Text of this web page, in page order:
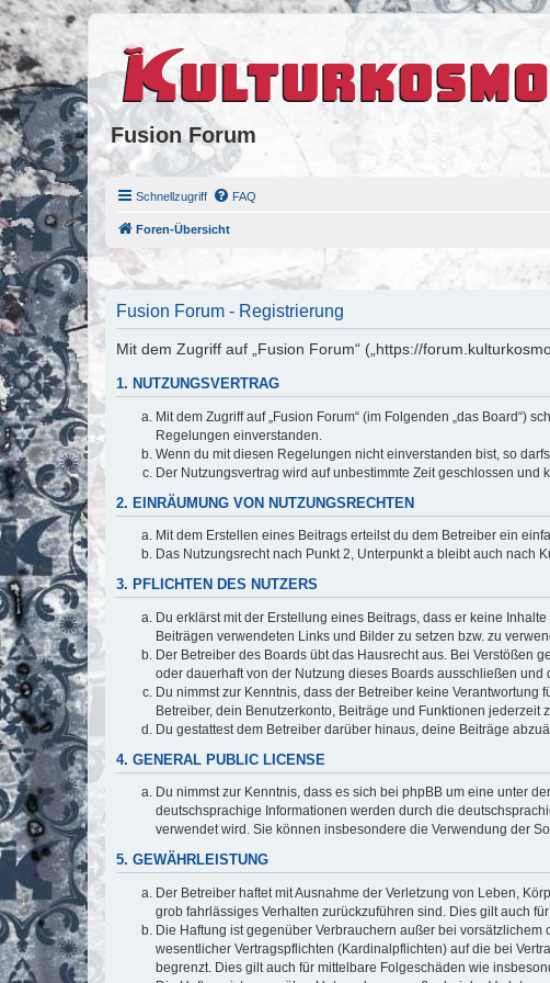
Fusion Forum
Schnellzugriff FAQ
Foren-Übersicht
Fusion Forum - Registrierung
Mit dem Zugriff auf „Fusion Forum“ („https://
1. NUTZUNGSVERTRAG
Mit dem Zugriff auf „Fusion Forum“ (im Folgenden „das Board“)
Regelungen einverstanden.
Wenn du mit diesen Regelungen nicht einverstanden bist, so
Der Nutzungsvertrag wird auf unbestimmte Zeit geschlossen
2. EINRÄUMUNG VON NUTZUNGSRECHTEN
Mit dem Erstellen eines Beitrags erteilst du dem Betreiber ein
Das Nutzungsrecht nach Punkt 2, Unterpunkt a bleibt auch nach
3. PFLICHTEN DES NUTZERS
Du erklärst mit der Erstellung eines Beitrags, dass er keine
Beiträgen verwendeten Links und Bilder zu setzen bzw. zu
Der Betreiber des Boards übt das Hausrecht aus. Bei Verstößen
oder dauerhaft von der Nutzung dieses Boards ausschließen und
Du nimmst zur Kenntnis, dass der Betreiber keine
Betreiber, dein Benutzerkonto, Beiträge und Funktionen jederzeit
Du gestattest dem Betreiber darüber hinaus, deine Beiträge
4. GENERAL PUBLIC LICENSE
Du nimmst zur Kenntnis, dass es sich bei phpBB um eine unter
deutschsprachige Informationen werden durch die
verwendet wird. Sie können insbesondere die Verwendung der
5. GEWÄHRLEISTUNG
Der Betreiber haftet mit Ausnahme der Verletzung von Leben,
grob fahrlässiges Verhalten zurückzuführen sind. Dies gilt auch
Die Haftung ist gegenüber Verbrauchern außer bei
wesentlicher Vertragspflichten (Kardinalpflichten) auf die bei
begrenzt. Dies gilt auch für mittelbare Folgeschäden wie